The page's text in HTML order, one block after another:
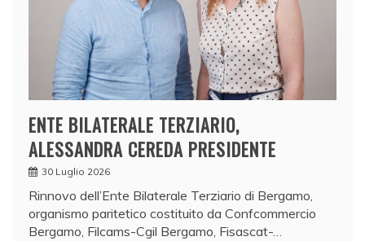
ENTE BILATERALE TERZIARIO,
ALESSANDRA CEREDA PRESIDENTE
30 Luglio 2026
Rinnovo dell’Ente Bilaterale Terziario di Bergamo,
organismo paritetico costituito da Confcommercio
Bergamo, Filcams-Cgil Bergamo, Fisascat-…